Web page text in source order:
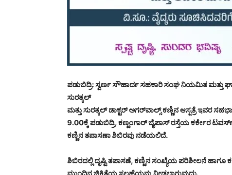
ಪಡುಬಿದ್ರಿ: ಸ್ವರ್ಣ ಸೌಹಾರ್ದ ಸಹಕಾರಿ ಸಂಘ ನಿಯಮಿತ ಮತ್ತು
ಸುರತ್ಕಲ್
ಮತ್ತು ಸುರತ್ಕಲ್ ಡಾಕ್ಟರ್‌ ಅಗರ್‌ವಾಲ್ಸ್ ಕಣ್ಣಿನ ಆಸ್ಪತ್ರೆ ಇವರ
9.00ಕ್ಕೆ ಪಡುಬಿದ್ರಿ, ಕಣ್ಣಂಗಾರ್ ಬೈಪಾಸ್ ರಸ್ತೆಯ ಕರ್ಕೇರ
ಕಣ್ಣಿನ ತಪಾಸಣಾ ಶಿಬಿರವು ನಡೆಯಲಿದೆ.
ಶಿಬಿರದಲ್ಲಿ ದೃಷ್ಟಿ ತಪಾಸಣೆ, ಕಣ್ಣಿನ ಸಂಖ್ಯೆಯ ಪರಿಶೀಲನೆ